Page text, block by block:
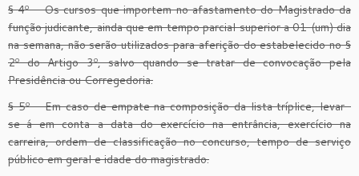
§ 4º – Os cursos que importem no afastamento do Magistrado da
função judicante, ainda que em tempo parcial superior a 01 (um) dia
na semana, não serão utilizados para aferição do estabelecido no §
2º do Artigo 3º, salvo quando se tratar de convocação pela
Presidência ou Corregedoria.
§ 5º – Em caso de empate na composição da lista tríplice, levar-
se-á em conta a data do exercício na entrância, exercício na
carreira, ordem de classificação no concurso, tempo de serviço
público em geral e idade do magistrado.